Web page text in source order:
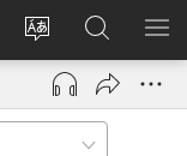
Yí
èdè
ìkànnì
pa
Wọlé
(opens
window)
Wa
JW.ORG